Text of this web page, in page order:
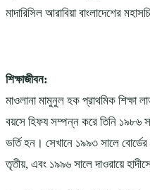
মাদারিসিল আরাবিয়া বাংলাদেশের
শিক্ষাজীবন:
মাওলানা মামুনুল হক প্রাথমিক শিক্ষা
বয়সে হিফয সম্পন্ন করে তিনি ১৯৮৬
ভর্তি হন। সেখানে ১৯৯৩ সালে
তৃতীয়, এবং ১৯৯৬ সালে দাওরায়ে